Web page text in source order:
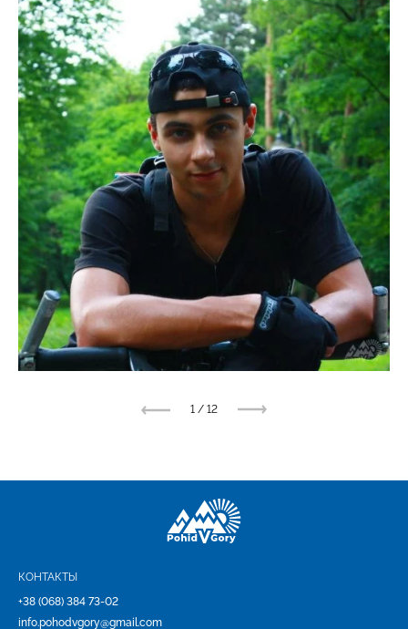
1 / 12
КОНТАКТЫ
+38 (068) 384 73-02
info.pohodvgory@gmail.com